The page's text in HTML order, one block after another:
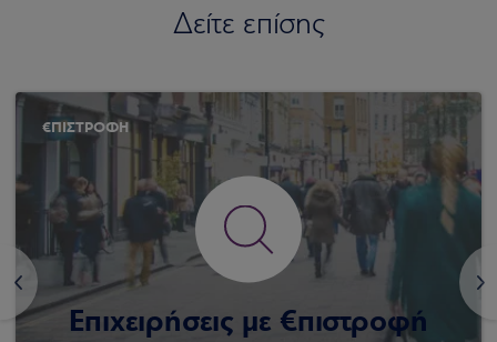
Δείτε επίσης
<
€ΠΙΣΤΡΟΦΗ
Επιχειρήσεις με €πιστροφή
>